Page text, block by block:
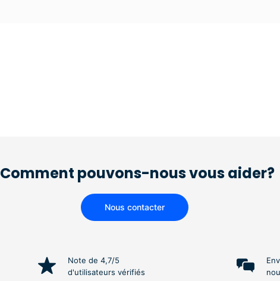
Comment pouvons-nous vous aider?
Nous contacter
Note de 4,7/5
d'utilisateurs vérifiés